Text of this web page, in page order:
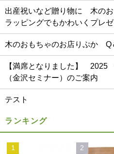
出産祝いなど贈り物に 木の
ラッピングでもかわいくプレゼ
木のおもちゃのお店りぷか
【満席となりました】 2025
（金沢セミナー）のご案内
テスト
ランキング
1 2